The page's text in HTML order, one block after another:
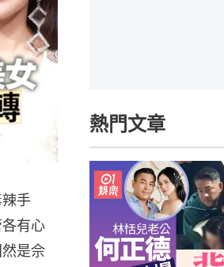
手
有心
是佘
熱門文章